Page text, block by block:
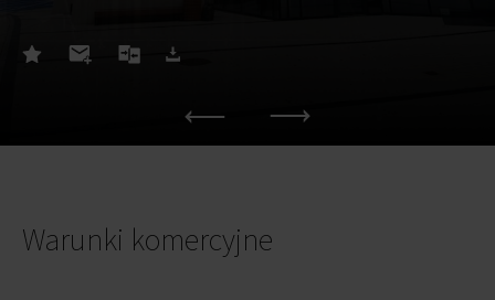
Warunki komercyjne